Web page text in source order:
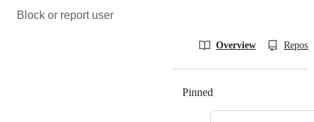
Block or report user
Overview
Pinned